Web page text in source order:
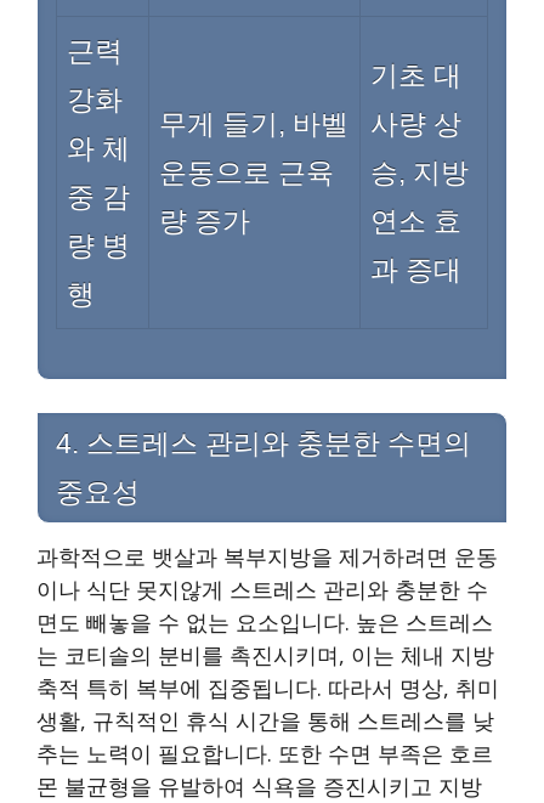
근력
강화
와 체
중 감
량 병
행
무게 들기, 바벨
운동으로 근육
량 증가
기초 대
사량 상
승, 지방
연소 효
과 증대
4. 스트레스 관리와 충분한 수면의
중요성
과학적으로 뱃살과 복부지방을 제거하려면 운동
이나 식단 못지않게 스트레스 관리와 충분한 수
면도 빼놓을 수 없는 요소입니다. 높은 스트레스
는 코티솔의 분비를 촉진시키며, 이는 체내 지방
축적 특히 복부에 집중됩니다. 따라서 명상, 취미
생활, 규칙적인 휴식 시간을 통해 스트레스를 낮
추는 노력이 필요합니다. 또한 수면 부족은 호르
몬 불균형을 유발하여 식욕을 증진시키고 지방